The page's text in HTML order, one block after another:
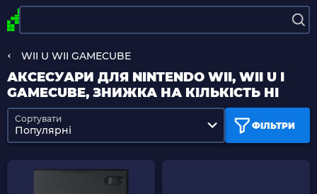
WII U WII GAMECUBE
АКСЕСУАРИ ДЛЯ NINTENDO WII, WII U І
GAMECUBE, ЗНИЖКА НА КІЛЬКІСТЬ НІ
ФІЛЬТРИ
Сортувати
Популярні